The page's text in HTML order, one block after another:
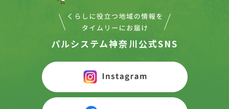
パルシステム神奈川公式SNS